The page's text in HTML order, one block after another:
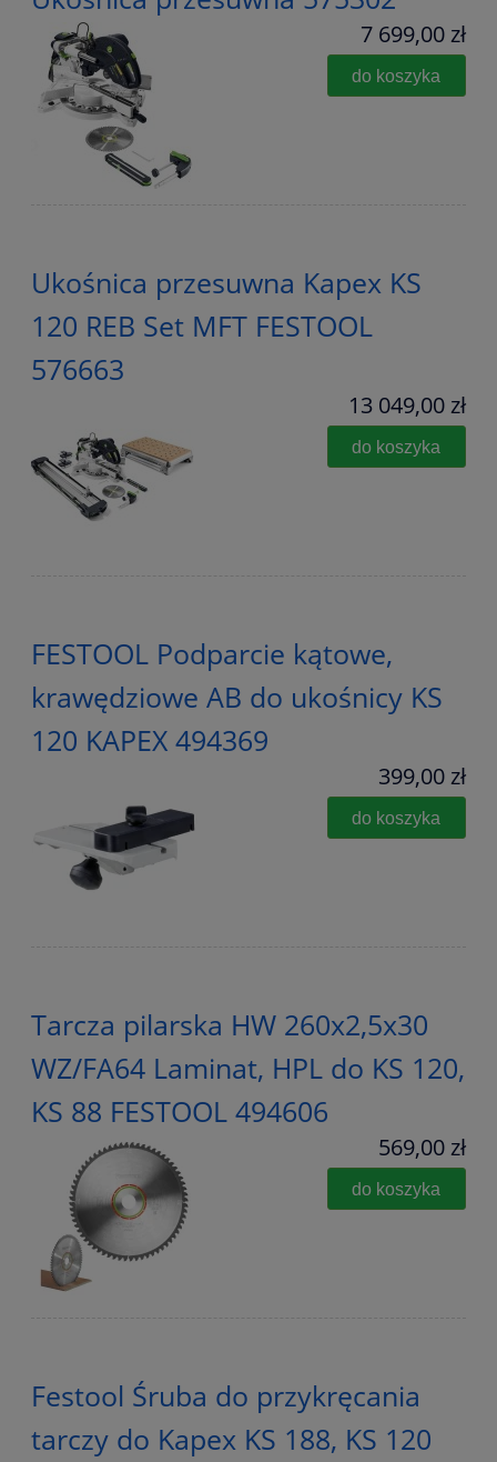
7 699,00 zł
do koszyka
Ukośnica przesuwna Kapex KS
120 REB Set MFT FESTOOL
576663
13 049,00 zł
do koszyka
FESTOOL Podparcie kątowe,
krawędziowe AB do ukośnicy KS
120 KAPEX 494369
399,00 zł
do koszyka
Tarcza pilarska HW 260x2,5x30
WZ/FA64 Laminat, HPL do KS 120,
KS 88 FESTOOL 494606
569,00 zł
do koszyka
Festool Śruba do przykręcania
tarczy do Kapex KS 188, KS 120